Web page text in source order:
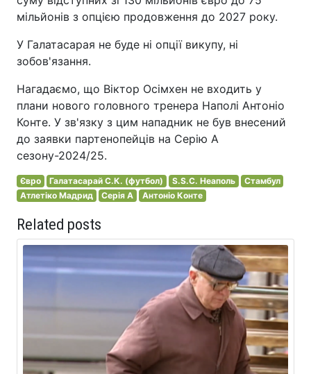
мільйонів з опцією продовження до 2027 року.
У Галатасарая не буде ні опції викупу, ні
зобов'язання.
Нагадаємо, що Віктор Осімхен не входить у
плани нового головного тренера Наполі Антоніо
Конте. У зв'язку з цим нападник не був внесений
до заявки партенопейців на Серію А
сезону-2024/25.
Євро Галатасарай С.К. (футбол) S.S.C. Неаполь
Стамбул
Атлетіко Мадрид
Серія A Антоніо Конте
Related posts